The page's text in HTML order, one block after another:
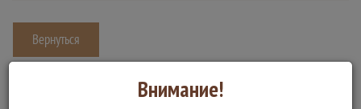
Вернуться
кредитам (займам) на развитие растениеводства, переработки и
Внимание!